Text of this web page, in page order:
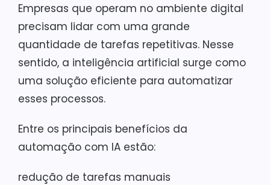
Empresas que operam no ambiente digital
precisam lidar com uma grande
quantidade de tarefas repetitivas. Nesse
sentido, a inteligência artificial surge como
uma solução eficiente para automatizar
esses processos.
Entre os principais benefícios da
automação com IA estão:
redução de tarefas manuais